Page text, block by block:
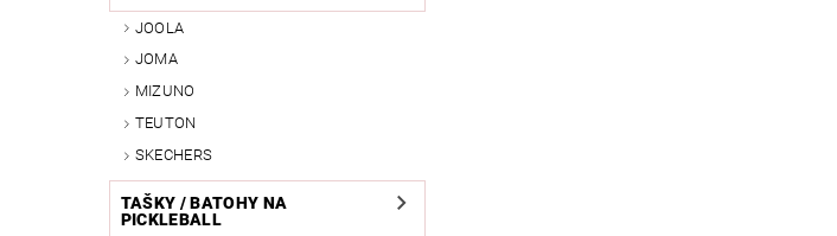
JOOLA
JOMA
MIZUNO
TEUTON
SKECHERS
TAŠKY / BATOHY NA
PICKLEBALL